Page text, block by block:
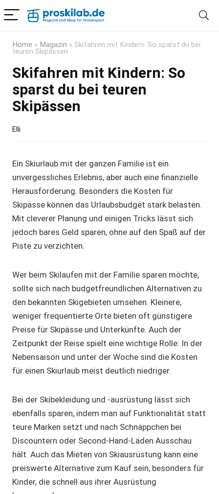
Home » Magazin » Skifahren mit Kindern: So sparst du bei
teuren Skipässen
Skifahren mit Kindern: So
sparst du bei teuren
Skipässen
Elli
Ein Skiurlaub mit der ganzen Familie ist ein
unvergessliches Erlebnis, aber auch eine finanzielle
Herausforderung. Besonders die Kosten für
Skipässe können das Urlaubsbudget stark belasten.
Mit cleverer Planung und einigen Tricks lässt sich
jedoch bares Geld sparen, ohne auf den Spaß auf der
Piste zu verzichten.
Wer beim Skilaufen mit der Familie sparen möchte,
sollte sich nach budgetfreundlichen Alternativen zu
den bekannten Skigebieten umsehen. Kleinere,
weniger frequentierte Orte bieten oft günstigere
Preise für Skipässe und Unterkünfte. Auch der
Zeitpunkt der Reise spielt eine wichtige Rolle: In der
Nebensaison und unter der Woche sind die Kosten
für einen Skiurlaub meist deutlich niedriger.
Bei der Skibekleidung und -ausrüstung lässt sich
ebenfalls sparen, indem man auf Funktionalität statt
teure Marken setzt und nach Schnäppchen bei
Discountern oder Second-Hand-Läden Ausschau
hält. Auch das Mieten von Skiausrüstung kann eine
preiswerte Alternative zum Kauf sein, besonders für
Kinder, die schnell aus ihrer Ausrüstung